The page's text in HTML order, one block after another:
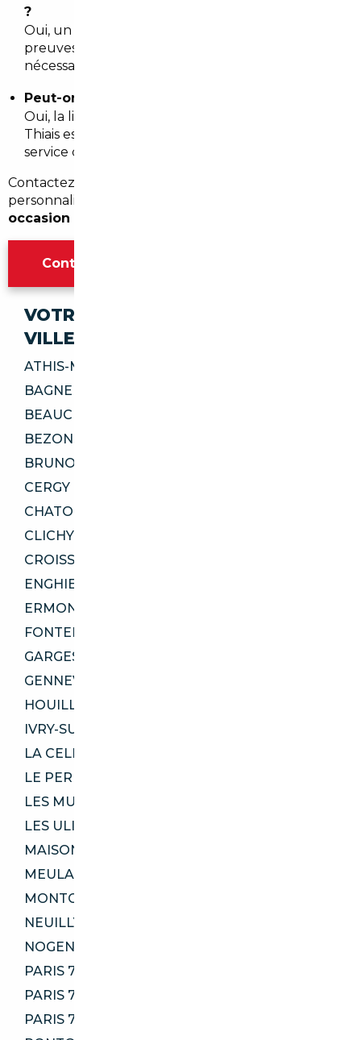
?
Oui, un courtier sérieux fournit les rapports et les
preuves d entretien, et organise des expertises si
nécessaire.
Peut-on livrer la voiture directement à Thiais ?
Oui, la livraison à domicile ou en point relais près de
Thiais est possible et souvent incluse dans le
service clé en main.
Contactez un professionnel local pour un devis
personnalisé et commencer votre projet d
occasion Thiais
Contacter l'agence Paris
VOTRE IMPORT SÉCURISÉ DANS CES
VILLES
ATHIS-MONS 91200
BAGNEUX 92220
BEAUCHAMP 95250
BEZONS 95870
BRUNOY 91800
CERGY 95000
CHATOU 78400
CLICHY 92110
CROISSY-SUR-SEINE 78290
ENGHIEN-LES-BAINS 95880
ERMONT 95120
FONTENAY-AUX-ROSES 92260
GARGES-LÈS-GONESSE 95140
GENNEVILLIERS 92230
HOUILLES 78800
IVRY-SUR-SEINE 94200
LA CELLE-SAINT-CLOUD 78170
LE PERREUX-SUR-MARNE 94170
LES MUREAUX 78130
LES ULIS 91940
MAISONS-LAFFITTE 78600
MEULAN-EN-YVELINES 78250
MONTGERON 91230
NEUILLY-SUR-MARNE 93330
NOGENT-SUR-MARNE 94130
PARIS 75006
PARIS 75009
PARIS 75116